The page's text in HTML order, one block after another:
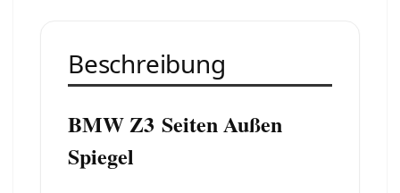
Beschreibung
BMW Z3 Seiten Außen
Spiegel